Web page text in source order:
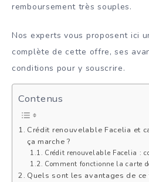
remboursement très souples.
Nos experts vous proposent ici
complète de cette offre, ses
conditions pour y souscrire.
Contenus
Crédit renouvelable Facelia et
ça marche ?
Crédit renouvelable Facelia :
Comment fonctionne la carte
Quels sont les avantages de ce